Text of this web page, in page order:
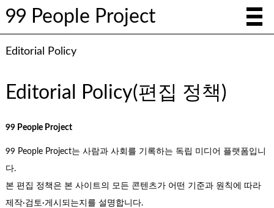
99 People Project
Editorial Policy
Editorial Policy(편집 정책)
99 People Project
99 People Project는 사람과 사회를 기록하는 독립 미디어 플랫폼입니
다.
본 편집 정책은 본 사이트의 모든 콘텐츠가 어떤 기준과 원칙에 따라
제작·검토·게시되는지를 설명합니다.